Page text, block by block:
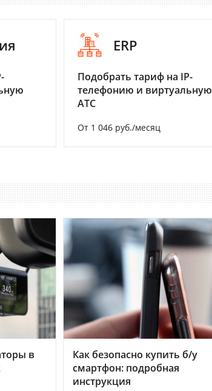
ERP
Подобрать тариф на IP-
телефонию и виртуальную
АТС
От 1 046 руб./месяц
в
Как безопасно купить б/у
смартфон: подробная
инструкция